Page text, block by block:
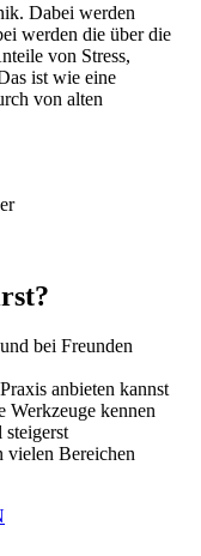
Dabei werden
werden die über die
von Stress,
ist wie eine
von alten
bei Freunden
anbieten kannst
Werkzeuge kennen
vielen Bereichen